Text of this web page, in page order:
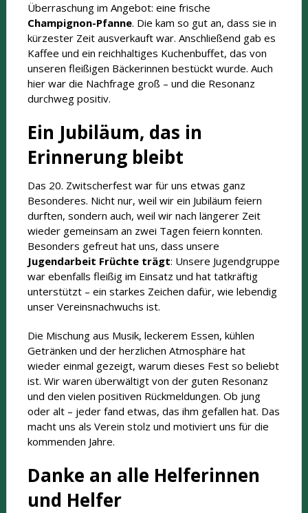
Überraschung im Angebot: eine frische
Champignon-Pfanne. Die kam so gut an, dass sie in
kürzester Zeit ausverkauft war. Anschließend gab es
Kaffee und ein reichhaltiges Kuchenbuffet, das von
unseren fleißigen Bäckerinnen bestückt wurde. Auch
hier war die Nachfrage groß – und die Resonanz
durchweg positiv.
Ein Jubiläum, das in
Erinnerung bleibt
Das 20. Zwitscherfest war für uns etwas ganz
Besonderes. Nicht nur, weil wir ein Jubiläum feiern
durften, sondern auch, weil wir nach längerer Zeit
wieder gemeinsam an zwei Tagen feiern konnten.
Besonders gefreut hat uns, dass unsere
Jugendarbeit Früchte trägt: Unsere Jugendgruppe
war ebenfalls fleißig im Einsatz und hat tatkräftig
unterstützt – ein starkes Zeichen dafür, wie lebendig
unser Vereinsnachwuchs ist.
Die Mischung aus Musik, leckerem Essen, kühlen
Getränken und der herzlichen Atmosphäre hat
wieder einmal gezeigt, warum dieses Fest so beliebt
ist. Wir waren überwältigt von der guten Resonanz
und den vielen positiven Rückmeldungen. Ob jung
oder alt – jeder fand etwas, das ihm gefallen hat. Das
macht uns als Verein stolz und motiviert uns für die
kommenden Jahre.
Danke an alle Helferinnen
und Helfer